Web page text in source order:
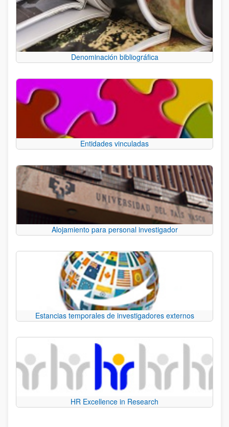
Denominación bibliográfica
Entidades vinculadas
Alojamiento para personal investigador
Estancias temporales de investigadores externos
HR Excellence in Research